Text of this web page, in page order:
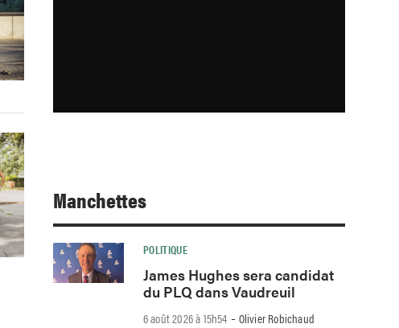
Manchettes
POLITIQUE
James Hughes sera candidat
du PLQ dans Vaudreuil
6 août 2026 à 15h54 -Olivier Robichaud